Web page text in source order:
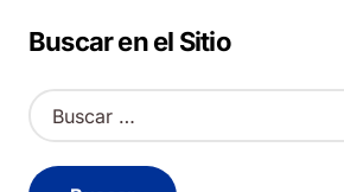
de
Buscar en el Sitio
B
u
c